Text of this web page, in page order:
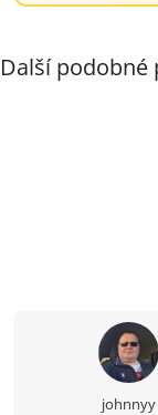
Další podobné
johnnyy